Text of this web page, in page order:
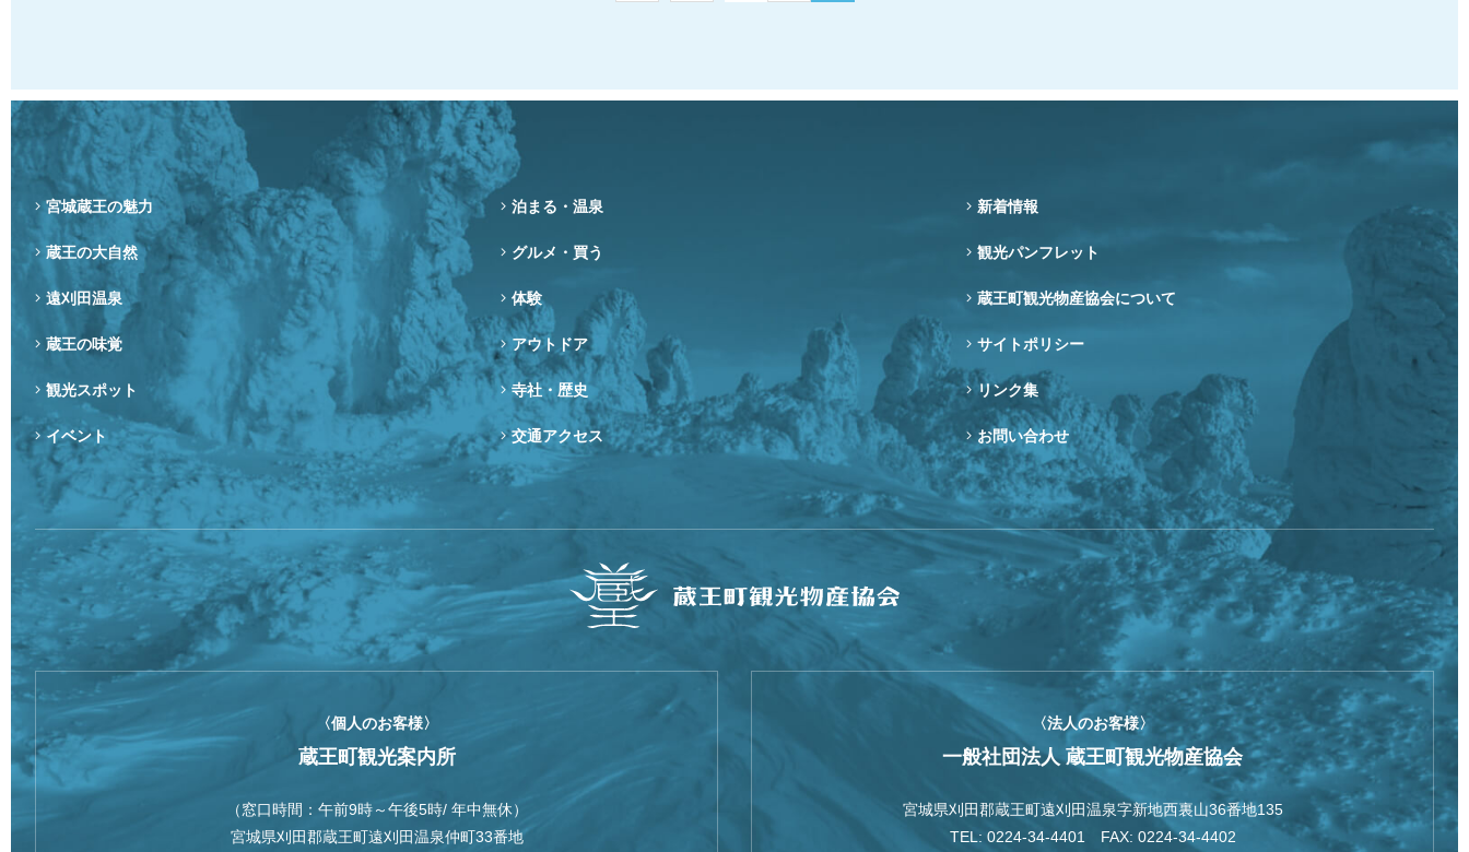
宮城蔵王の魅力
蔵王の大自然
遠刈田温泉
蔵王の味覚
観光スポット
イベント
泊まる・温泉
グルメ・買う
体験
アウトドア
寺社・歴史
交通アクセス
新着情報
観光パンフレット
蔵王町観光物産協会について
サイトポリシー
リンク集
お問い合わせ
〈個人のお客様〉
蔵王町観光案内所
（窓口時間：午前9時～午後5時/ 年中無休）
宮城県刈田郡蔵王町遠刈田温泉仲町33番地
〈法人のお客様〉
一般社団法人 蔵王町観光物産協会
宮城県刈田郡蔵王町遠刈田温泉字新地西裏山36番地135
TEL: 0224-34-4401 FAX: 0224-34-4402